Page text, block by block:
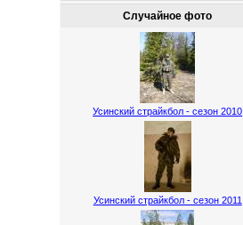
Случайное фото
Усинский страйкбол - сезон 2010
Усинский страйкбол - сезон 2011